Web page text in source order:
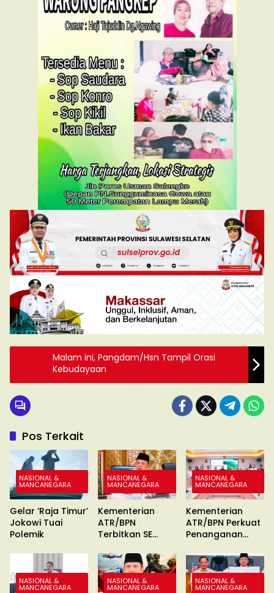
Malam ini, Pangdam/Hsn Tampil Orasi
Kebudayaan
Pos Terkait
NASIONAL &
MANCANEGARA
Gelar ‘Raja Timur’
Jokowi Tuai
Polemik
NASIONAL &
MANCANEGARA
Kementerian
ATR/BPN
Terbitkan SE
Sertipikasi Tanah
MBR
NASIONAL &
MANCANEGARA
Kementerian
ATR/BPN Perkuat
Penanganan
NASIONAL &
MANCANEGARA
NASIONAL &
MANCANEGARA
NASIONAL &
MANCANEGARA